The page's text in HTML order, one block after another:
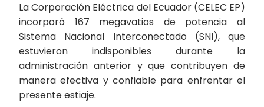
La Corporación Eléctrica del Ecuador (CELEC EP)
incorporó 167 megavatios de potencia al
Sistema Nacional Interconectado (SNI), que
estuvieron indisponibles durante la
administración anterior y que contribuyen de
manera efectiva y confiable para enfrentar el
presente estiaje.